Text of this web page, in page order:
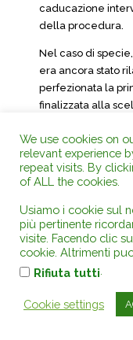
caducazione
della procedura.
Nel caso di
era ancora stato
perfezionata la
finalizzata alla
progetto
In tale situazione,
presupposti
quanto
che apre una
partecipa in
eventuali
legge n. 241/
We use cookies on
relevant experience
repeat visits. By
of ALL the cookies.
Usiamo i cookie sul
più pertinente
visite. Facendo clic
cookie. Altrimenti
Rifiuta tutti
Cookie settings